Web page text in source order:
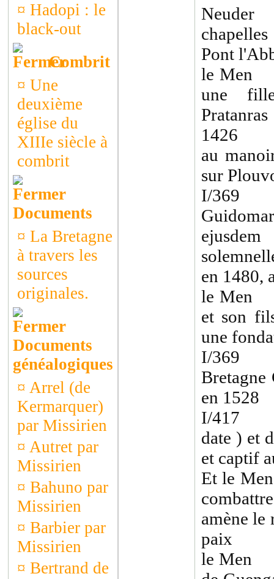
¤ Hadopi : le
black-out
Combrit
¤ Une
deuxième
église du
XIIIe siècle à
combrit
Documents
¤ La Bretagne
à travers les
sources
originales.
Documents
généalogiques
¤ Arrel (de
Kermarquer)
par Missirien
¤ Autret par
Missirien
¤ Bahuno par
Missirien
¤ Barbier par
Missirien
¤ Bertrand de
Pont
le Men
une
Pratanras
1426 le
au
sur
I/369
en 1480,
le Men
et son
une
I/369
Bretagne
en 1528
I/417
date ) et
et captif
Et le
amène le
paix
le Men